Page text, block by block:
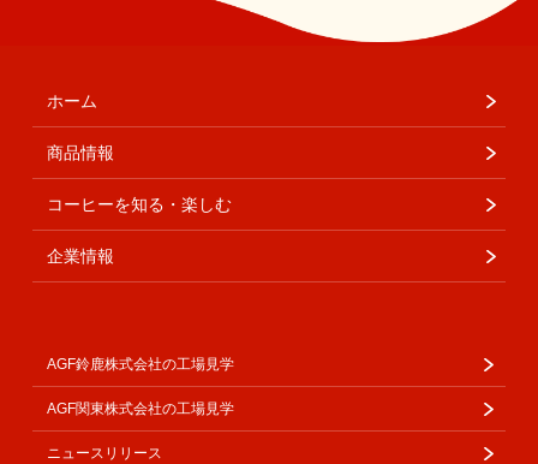
ホーム
商品情報
コーヒーを知る・楽しむ
企業情報
AGF鈴鹿株式会社の工場見学
AGF関東株式会社の工場見学
ニュースリリース